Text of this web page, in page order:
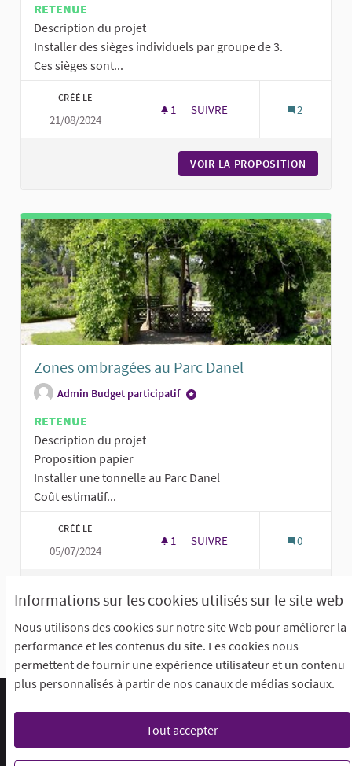
Informations sur les cookies utilisés sur le site web
Nous utilisons des cookies sur notre site Web pour améliorer la
performance et les contenus du site. Les cookies nous
permettent de fournir une expérience utilisateur et un contenu
plus personnalisés à partir de nos canaux de médias sociaux.
Tout accepter
RETENUE
Description du projet
Installer des sièges individuels par groupe de 3.
Ces sièges sont...
CRÉÉ LE
21/08/2024
1 1 ABONNÉ
SUIVRE 2
VOIR LA PROPOSITION
Zones ombragées au Parc Danel
Admin Budget participatif
RETENUE
Description du projet
Proposition papier
Installer une tonnelle au Parc Danel
Coût estimatif...
CRÉÉ LE
05/07/2024
1 1 ABONNÉ
SUIVRE 0
VOIR LA PROPOSITIONZONES
Voir toutes les propositions retirées
Conditions générales d'utilisation
Mentions légales
Paramètres des cookies